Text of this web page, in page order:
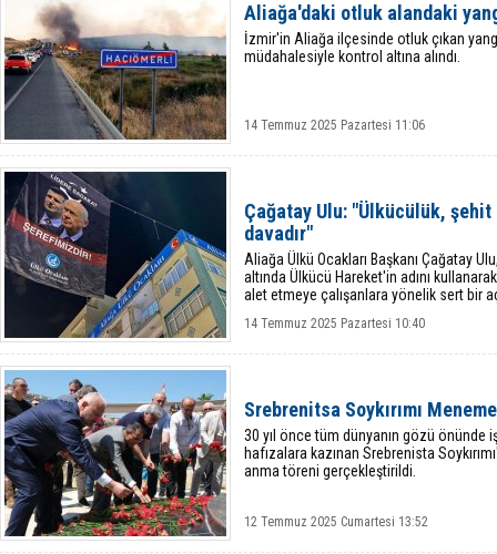
Aliağa'daki otluk alandaki
İzmir'in Aliağa ilçesinde otluk çıkan
müdahalesiyle kontrol altına alındı.
14 Temmuz 2025 Pazartesi 11:06
Çağatay Ulu: "Ülkücülük,
davadır"
Aliağa Ülkü Ocakları Başkanı Çağatay
altında Ülkücü Hareket'in adını
alet etmeye çalışanlara yönelik sert bir
14 Temmuz 2025 Pazartesi 10:40
Srebrenitsa Soykırımı
30 yıl önce tüm dünyanın gözü önünde
hafızalara kazınan Srebrenista
anma töreni gerçekleştirildi.
12 Temmuz 2025 Cumartesi 13:52